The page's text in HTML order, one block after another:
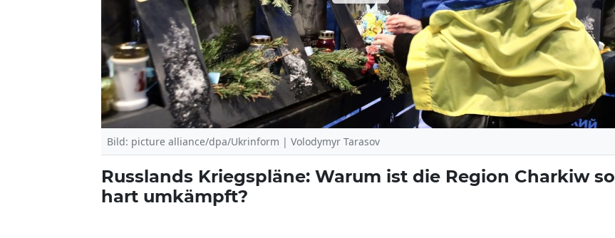
Bild: picture alliance/dpa/Ukrinform | Volodymyr Tarasov
Russlands Kriegspläne: Warum ist die Region Charkiw so
hart umkämpft?